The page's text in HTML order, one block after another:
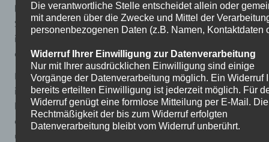
blüht auf“. Im Vorfeld gestalteten und fertigten unsere
Schülerinnen und Schüler mit viel Kreativität
individuelle Wendetaschen sowie Banner, die während
der Veranstaltung präsentiert wurden.
Die Teilnahme bot den Jugendlichen die Möglichkeit,
ihre handwerklichen und kreativen Fähigkeiten einer
breiten Öffentlichkeit zu zeigen und aktiv zum Gelingen
des Stadtteilfestes beizutragen. Wir freuen uns, dass
unsere Schulmanufaktur Teil dieser gelungenen
Die verantwortliche Stelle entscheidet allein oder
mit anderen über die Zwecke und Mittel der
personenbezogenen Daten (z.B. Namen, Kontaktdaten
Widerruf Ihrer Einwilligung zur Datenverarbeitung
Nur mit Ihrer ausdrücklichen Einwilligung sind einige
Vorgänge der Datenverarbeitung möglich. Ein Widerruf
bereits erteilten Einwilligung ist jederzeit möglich. Für
Widerruf genügt eine formlose Mitteilung per E-Mail. Die
Rechtmäßigkeit der bis zum Widerruf erfolgten
Datenverarbeitung bleibt vom Widerruf unberührt.